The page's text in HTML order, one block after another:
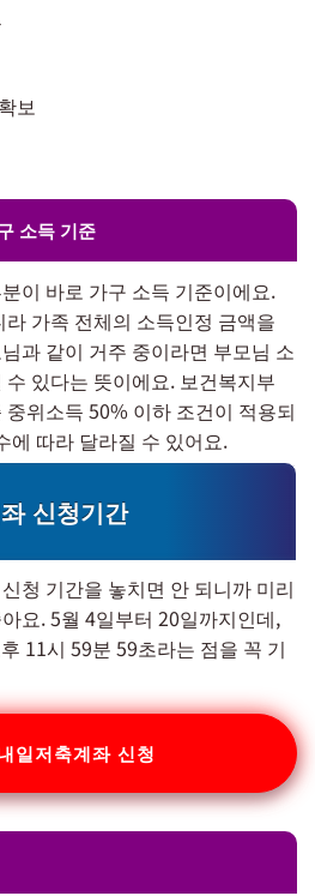
보
소득 기준
이 바로 가구 소득 기준이에요.
가족 전체의 소득인정 금액을
과 같이 거주 중이라면 부모님 소
있다는 뜻이에요. 보건복지부
위소득 50% 이하 조건이 적용되
에 따라 달라질 수 있어요.
신청기간
청 기간을 놓치면 안 되니까 미리
요. 5월 4일부터 20일까지인데,
11시 59분 59초라는 점을 꼭 기
일저축계좌 신청